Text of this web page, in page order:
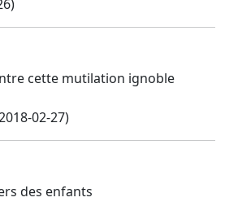
cette mutilation ignoble
02-27)
des enfants